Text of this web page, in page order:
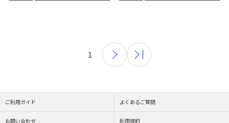
1
ご利用ガイド よくあるご質問
お問い合わせ 利用規約